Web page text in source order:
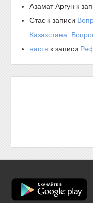
Азамат Аргун к
Стас к записи
Казахстана.
настя к записи